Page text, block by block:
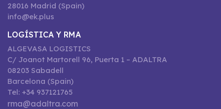
28016 Madrid (Spain)
info@ek.plus
LOGÍSTICA Y RMA
ALGEVASA LOGISTICS
C/ Joanot Martorell 96, Puerta 1 – ADALTRA
08203 Sabadell
Barcelona (Spain)
Tel: +34 937121765
rma@adaltra.com